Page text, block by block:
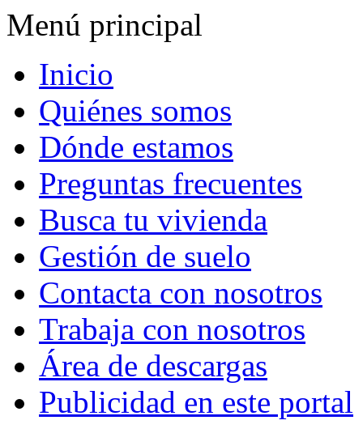
Menú principal
Inicio
Quiénes somos
Dónde estamos
Preguntas frecuentes
Busca tu vivienda
Gestión de suelo
Contacta con nosotros
Trabaja con nosotros
Área de descargas
Publicidad en este portal